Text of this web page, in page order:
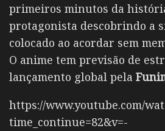
primeiros minutos da
protagonista descobrindo a
colocado ao acordar sem
O anime tem previsão de
lançamento global pela
https://www.youtube.com/
time_continue=82&v=-